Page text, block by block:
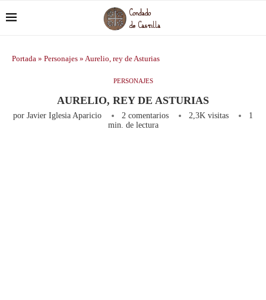
Portada » Personajes » Aurelio, rey de Asturias
PERSONAJES
AURELIO, REY DE ASTURIAS
por Javier Iglesia Aparicio 2 comentarios 2,3K visitas
1
min. de lectura